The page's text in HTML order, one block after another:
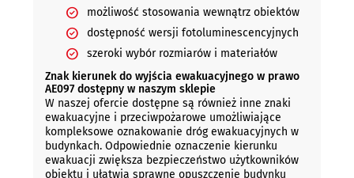
możliwość stosowania wewnątrz obiektów
dostępność wersji fotoluminescencyjnych
szeroki wybór rozmiarów i materiałów
Znak kierunek do wyjścia ewakuacyjnego w prawo
AE097 dostępny w naszym sklepie
W naszej ofercie dostępne są również inne znaki
ewakuacyjne i przeciwpożarowe umożliwiające
kompleksowe oznakowanie dróg ewakuacyjnych w
budynkach. Odpowiednie oznaczenie kierunku
ewakuacji zwiększa bezpieczeństwo użytkowników
obiektu i ułatwia sprawne opuszczenie budynku